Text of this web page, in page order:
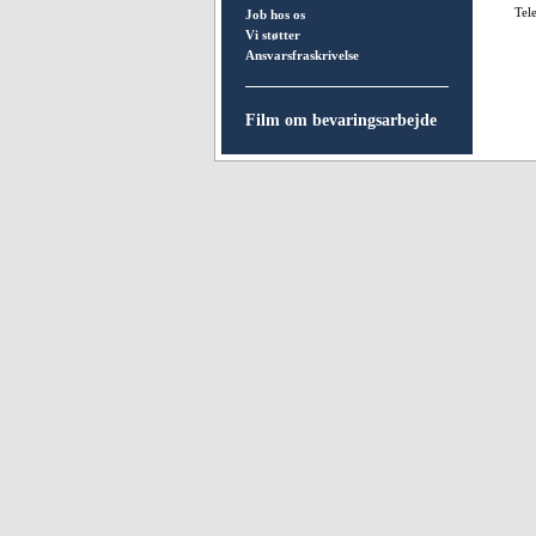
Job hos os
Vi støtter
Ansvarsfraskrivelse
Film om bevaringsarbejde